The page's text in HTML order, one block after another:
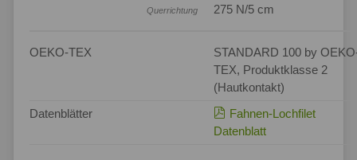
Querrichtung
275 N/5 cm
OEKO-TEX
STANDARD 100 by
TEX, Produktklasse 2
(Hautkontakt)
Datenblätter
Fahnen-Lochfilet
Datenblatt